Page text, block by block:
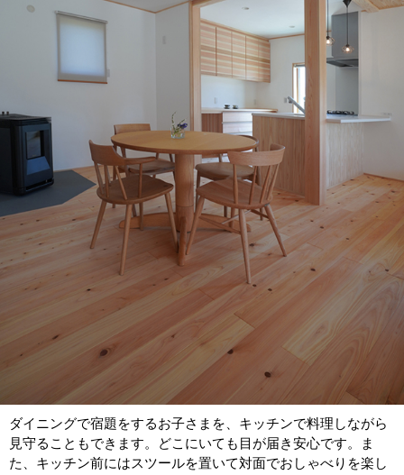
ダイニングで宿題をするお子さまを、キッチンで料理しながら
見守ることもできます。どこにいても目が届き安心です。ま
た、キッチン前にはスツールを置いて対面でおしゃべりを楽し